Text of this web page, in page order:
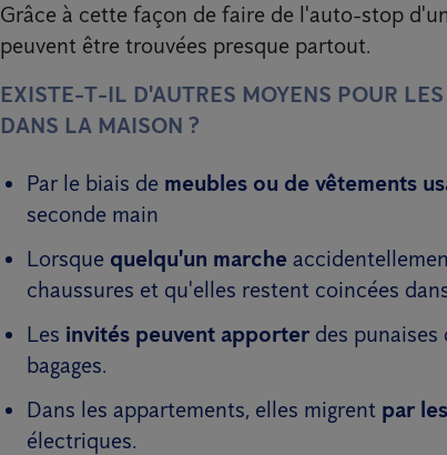
Grâce à cette façon de faire de l'auto-stop
peuvent être trouvées presque partout.
EXISTE-T-IL D'AUTRES MOYENS POUR
DANS LA MAISON ?
Par le biais de meubles ou de vêtements
seconde main
Lorsque quelqu'un marche
chaussures et qu'elles restent coincées
Les invités peuvent apporter des
bagages.
Dans les appartements, elles migrent par
électriques.